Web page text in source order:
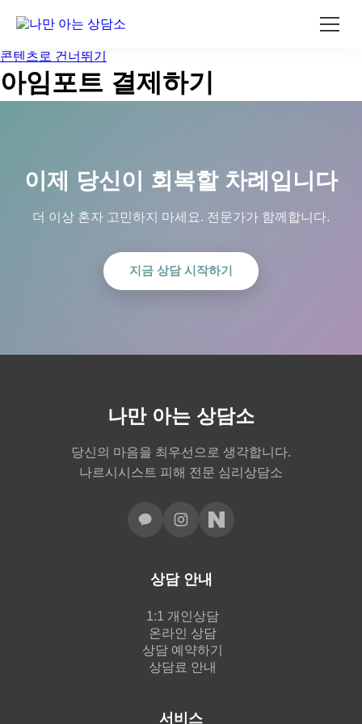
콘텐츠로 건너뛰기
아임포트 결제하기
이제 당신이 회복할 차례입니다
더 이상 혼자 고민하지 마세요. 전문가가 함께합니다.
지금 상담 시작하기
나만 아는 상담소
당신의 마음을 최우선으로 생각합니다.
나르시시스트 피해 전문 심리상담소
상담 안내
1:1 개인상담
온라인 상담
상담 예약하기
상담료 안내
서비스